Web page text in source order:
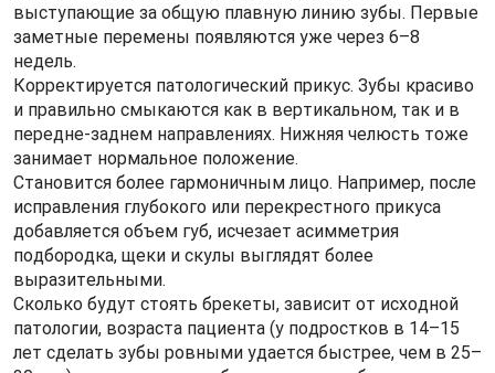
выступающие за общую плавную линию зубы. Первые
заметные перемены появляются уже через 6–8
недель.
Корректируется патологический прикус. Зубы красиво
и правильно смыкаются как в вертикальном, так и в
передне-заднем направлениях. Нижняя челюсть тоже
занимает нормальное положение.
Становится более гармоничным лицо. Например, после
исправления глубокого или перекрестного прикуса
добавляется объем губ, исчезает асимметрия
подбородка, щеки и скулы выглядят более
выразительными.
Сколько будут стоять брекеты, зависит от исходной
патологии, возраста пациента (у подростков в 14–15
лет сделать зубы ровными удается быстрее, чем в 25–